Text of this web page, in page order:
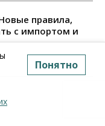
правила,
с импортом и
Понятно